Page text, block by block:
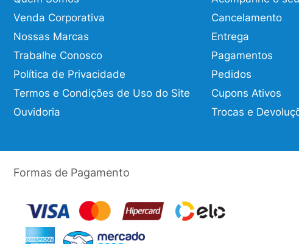
Venda Corporativa
Nossas Marcas
Trabalhe Conosco
Política de Privacidade
Termos e Condições de Uso do Site
Ouvidoria
Cancelamento
Entrega
Pagamentos
Pedidos
Cupons Ativos
Trocas e
Formas de Pagamento